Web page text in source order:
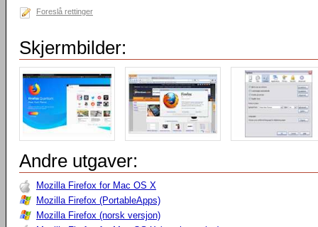
Foreslå rettinger
Skjermbilder:
Andre utgaver:
Mozilla Firefox for Mac OS X
Mozilla Firefox (PortableApps)
Mozilla Firefox (norsk versjon)